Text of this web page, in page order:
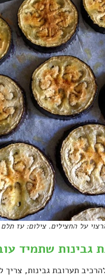
על החצילים. צילום: עז תלם
גבינות שתמיד
תערובת גבינות, צריך